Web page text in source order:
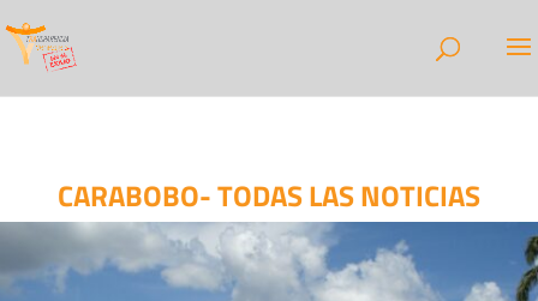
CARABOBO- TODAS LAS NOTICIAS